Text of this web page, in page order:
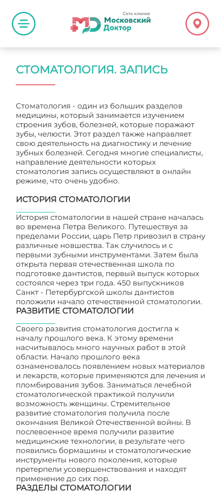
СТОМАТОЛОГИЯ. ЗАПИСЬ
Стоматология - один из больших разделов
медицины, который занимается изучением
строения зубов, болезней, которые поражают
зубы, челюсти. Этот раздел также направляет
свою деятельность на диагностику и лечение
зубных болезней. Сегодня многие специалисты,
направление деятельности которых
стоматология запись осуществляют в онлайн
режиме, что очень удобно.
ИСТОРИЯ СТОМАТОЛОГИИ
История стоматологии в нашей стране началась
во времена Петра Великого. Путешествуя за
пределами России, царь Петр привозил в страну
различные новшества. Так случилось и с
первыми зубными инструментами. Затем была
открыта первая отечественная школа по
подготовке дантистов, первый выпуск которых
состоялся через три года. 450 выпускников
Санкт - Петербургской школы дантистов
положили начало отечественной стоматологии.
РАЗВИТИЕ СТОМАТОЛОГИИ
Своего развития стоматология достигла к
началу прошлого века. К этому времени
насчитывалось много научных работ в этой
области. Начало прошлого века
ознаменовалось появлением новых материалов
и лекарств, которые применяются для лечения и
пломбирования зубов. Заниматься лечебной
стоматологической практикой получили
возможность женщины. Стремительное
развитие стоматология получила после
окончания Великой Отечественной войны. В
послевоенное время получили развитие
медицинские технологии, в результате чего
появились бормашины и стоматологические
инструменты нового поколения, которые
претерпели усовершенствования и находят
применение до сих пор.
РАЗДЕЛЫ СТОМАТОЛОГИИ